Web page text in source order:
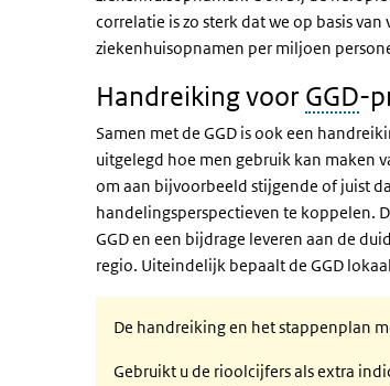
correlatie is zo sterk dat we op basis
ziekenhuisopnamen per miljoen
Handreiking voor GGD-
Samen met de GGD is ook een
uitgelegd hoe men gebruik kan maken
om aan bijvoorbeeld stijgende of juist
handelingsperspectieven te koppelen.
GGD en een bijdrage leveren aan de
regio. Uiteindelijk bepaalt de GGD
De handreiking en het stappenplan
Gebruikt u de rioolcijfers als extra